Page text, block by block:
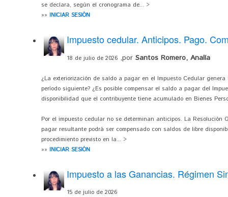
se declara, según el cronograma de... >
»» INICIAR SESIÓN
Impuesto cedular. Anticipos. Pago.
18 de julio de 2026 ,por Santos Romero, Analía
¿La exteriorización de saldo a pagar en el Impuesto Cedular
período siguiente? ¿Es posible compensar el saldo a pagar del
disponibilidad que el contribuyente tiene acumulado en Bienes
Por el impuesto cedular no se determinan anticipos. La Resolución
pagar resultante podrá ser compensado con saldos de libre
procedimiento previsto en la... >
»» INICIAR SESIÓN
Impuesto a las Ganancias. Régimen
15 de julio de 2026